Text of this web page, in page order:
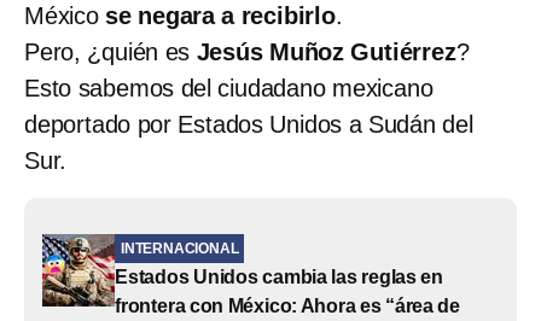
México se negara a recibirlo.
Pero, ¿quién es Jesús Muñoz Gutiérrez?
Esto sabemos del ciudadano mexicano
deportado por Estados Unidos a Sudán del
Sur.
INTERNACIONAL
Estados Unidos cambia las reglas en
frontera con México: Ahora es “área de